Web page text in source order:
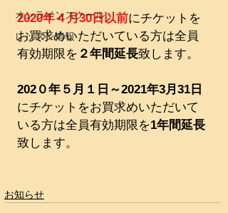
オンラインスクール
レッスン情報
2020年４月30日以前にチケットを
お買求めいただいている方は全員
有効期限を ２年間延長致します。
202０年５月１日～2021年3月31日
にチケットをお買求めいただいて
いる方は全員有効期限を1年間延長
致します。
お知らせ